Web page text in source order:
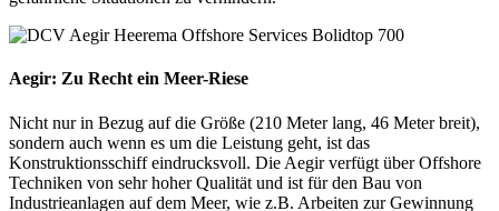
Aegir: Zu Recht ein Meer-Riese
Nicht nur in Bezug auf die Größe (210 Meter lang, 46 Meter breit),
sondern auch wenn es um die Leistung geht, ist das
Konstruktionsschiff eindrucksvoll. Die Aegir verfügt über Offshore
Techniken von sehr hoher Qualität und ist für den Bau von
Industrieanlagen auf dem Meer, wie z.B. Arbeiten zur Gewinnung